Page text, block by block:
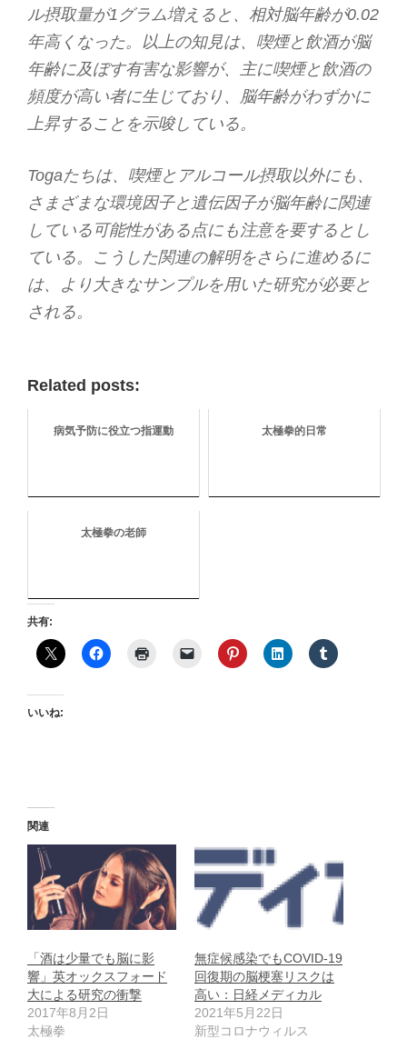
ル摂取量が1グラム増えると、相対脳年齢が0.02
年高くなった。以上の知見は、喫煙と飲酒が脳
年齢に及ぼす有害な影響が、主に喫煙と飲酒の
頻度が高い者に生じており、脳年齢がわずかに
上昇することを示唆している。
Togaたちは、喫煙とアルコール摂取以外にも、
さまざまな環境因子と遺伝因子が脳年齢に関連
している可能性がある点にも注意を要するとし
ている。こうした関連の解明をさらに進めるに
は、より大きなサンプルを用いた研究が必要と
される。
Related posts:
病気予防に役立つ指運動 太極拳的日常
太極拳の老師
共有:
いいね:
関連
「酒は少量でも脳に影
響」英オックスフォード
大による研究の衝撃
2017年8月2日
太極拳
無症候感染でもCOVID-19
回復期の脳梗塞リスクは
高い：日経メディカル
2021年5月22日
新型コロナウィルス